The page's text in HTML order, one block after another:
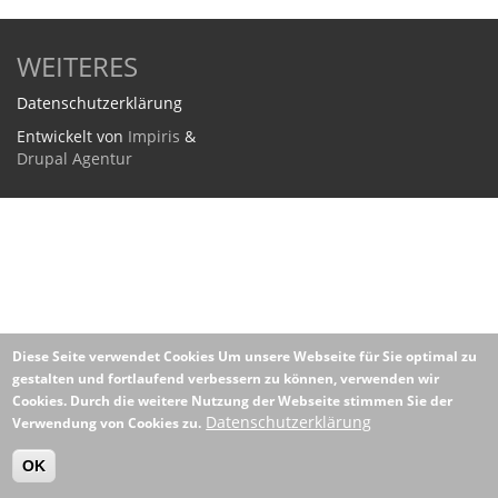
WEITERES
Datenschutzerklärung
Entwickelt von Impiris &
Drupal Agentur
Diese Seite verwendet Cookies Um unsere Webseite für Sie optimal zu
gestalten und fortlaufend verbessern zu können, verwenden wir
Cookies. Durch die weitere Nutzung der Webseite stimmen Sie der
Verwendung von Cookies zu. Datenschutzerklärung
OK